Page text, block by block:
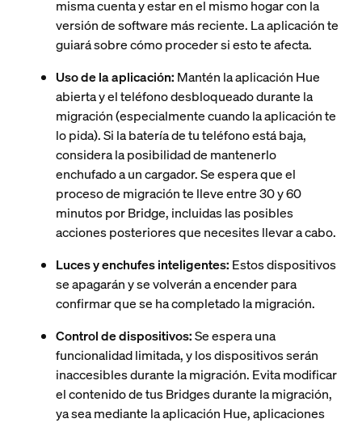
misma cuenta y estar en el mismo hogar con la
versión de software más reciente. La aplicación te
guiará sobre cómo proceder si esto te afecta.
Uso de la aplicación: Mantén la aplicación Hue
abierta y el teléfono desbloqueado durante la
migración (especialmente cuando la aplicación te
lo pida). Si la batería de tu teléfono está baja,
considera la posibilidad de mantenerlo
enchufado a un cargador. Se espera que el
proceso de migración te lleve entre 30 y 60
minutos por Bridge, incluidas las posibles
acciones posteriores que necesites llevar a cabo.
Luces y enchufes inteligentes: Estos dispositivos
se apagarán y se volverán a encender para
confirmar que se ha completado la migración.
Control de dispositivos:Se espera una
funcionalidad limitada, y los dispositivos serán
inaccesibles durante la migración. Evita modificar
el contenido de tus Bridges durante la migración,
ya sea mediante la aplicación Hue, aplicaciones